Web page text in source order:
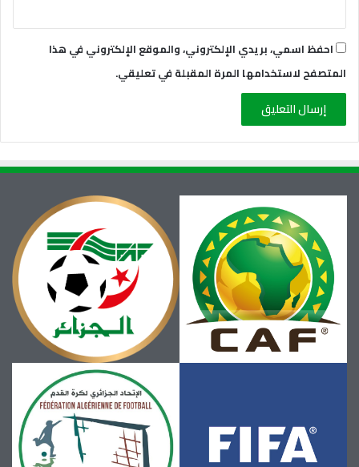
احفظ اسمي، بريدي الإلكتروني، والموقع الإلكتروني في هذا
المتصفح لاستخدامها المرة المقبلة في تعليقي.